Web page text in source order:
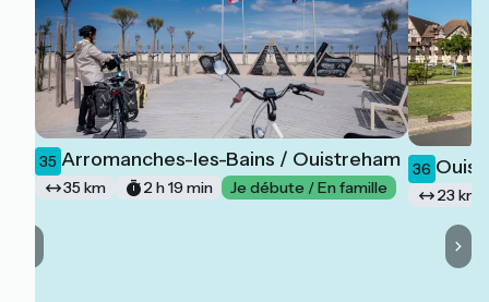
35 Arromanches-les-Bains / Ouistreham
35 km 2 h 19 min Je débute / En famille
36
23 km